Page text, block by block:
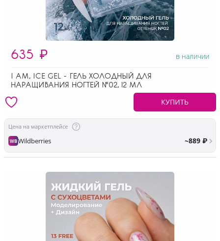
635 ₽ в наличии
I AM, ICE GEL - ГЕЛЬ ХОЛОДНЫЙ ДЛЯ
НАРАЩИВАНИЯ НОГТЕЙ №02, 12 МЛ
КУПИТЬ
Цена на маркетплейсе
WBWildberries ~889 ₽